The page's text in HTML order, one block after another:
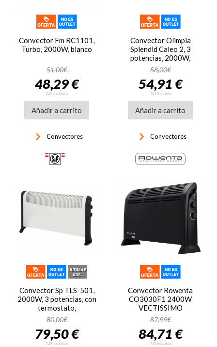
Convector Fm RC1101,
Turbo, 2000W, blanco
51,00€
48,29 €
IVA incluido
Añadir a carrito
keyboard_arrow_right Convectores
Convector Olimpia
Splendid Caleo 2, 3
potencias, 2000W,
termostato seguridad,
hasta 60 m3, blanco
58,00€
54,91 €
IVA incluido
Añadir a carrito
keyboard_arrow_right Convectores
Convector Sp TLS-501,
2000W, 3 potencias, con
termostato,
ref. 5226832600, blanco
y negro
80,00€
79,50 €
IVA incluido
Convector Rowenta
CO3030F1 2400W
VECTISSIMO
87,99€
84,71 €
IVA incluido